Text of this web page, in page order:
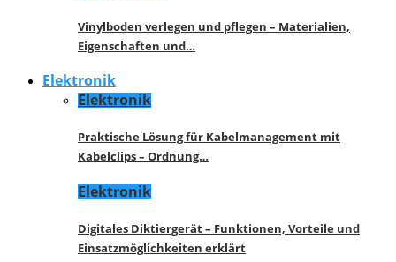
Vinylboden verlegen und pflegen – Materialien,
Eigenschaften und…
Elektronik
Elektronik
Praktische Lösung für Kabelmanagement mit
Kabelclips – Ordnung…
Elektronik
Digitales Diktiergerät – Funktionen, Vorteile und
Einsatzmöglichkeiten erklärt